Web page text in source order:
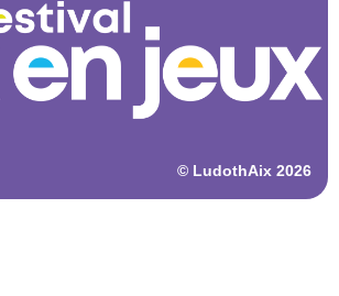
© LudothAix 2026